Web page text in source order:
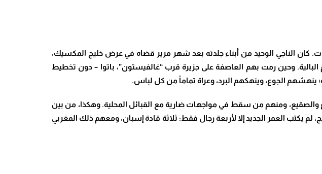
الموت. كان الناجي الوحيد من أبناء جلدته بعد شهر مرير قضاه في عرض خليج المكسيك،
وحين رمت بهم العاصفة على جزيرة قرب “غالفيستون”، باتوا – دون تخطيط
ينهشهم الجوع، وينهكهم البرد، وعراة تماماً من كل لباس.
والصقيع، ومنهم من سقط في مواجهات ضارية مع القبائل المحلية. وهكذا، من بين
لم يكتب العمر الجديد إلا لأربعة رجال فقط: ثلاثة قادة إسبان، ومعهم ذلك المغربي